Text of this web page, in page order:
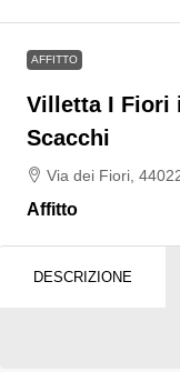
AFFITTO
Villetta I Fiori
Scacchi
Via dei Fiori,
Affitto
DESCRIZIONE